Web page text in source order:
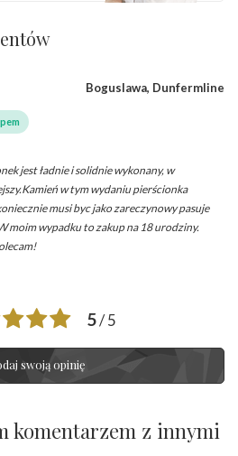
Boguslawa, Dunfermline
jest ładnie i solidnie wykonany, w
w tym wydaniu pierścionka
musi byc jako zareczynowy pasuje
moim wypadku to zakup na 18 urodziny.
5/ 5
swoją opinię
komentarzem z innymi